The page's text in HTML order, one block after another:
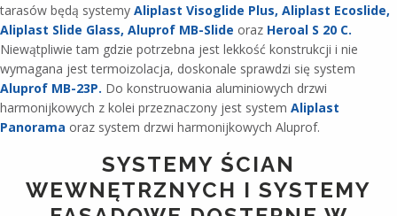
tarasów będą systemy Aliplast Visoglide Plus, Aliplast Ecoslide,
Aliplast Slide Glass, Aluprof MB-Slide oraz Heroal S 20 C.
Niewątpliwie tam gdzie potrzebna jest lekkość konstrukcji i nie
wymagana jest termoizolacja, doskonale sprawdzi się system
Aluprof MB-23P. Do konstruowania aluminiowych drzwi
harmonijkowych z kolei przeznaczony jest system Aliplast
Panorama oraz system drzwi harmonijkowych Aluprof.
SYSTEMY ŚCIAN
WEWNĘTRZNYCH I SYSTEMY